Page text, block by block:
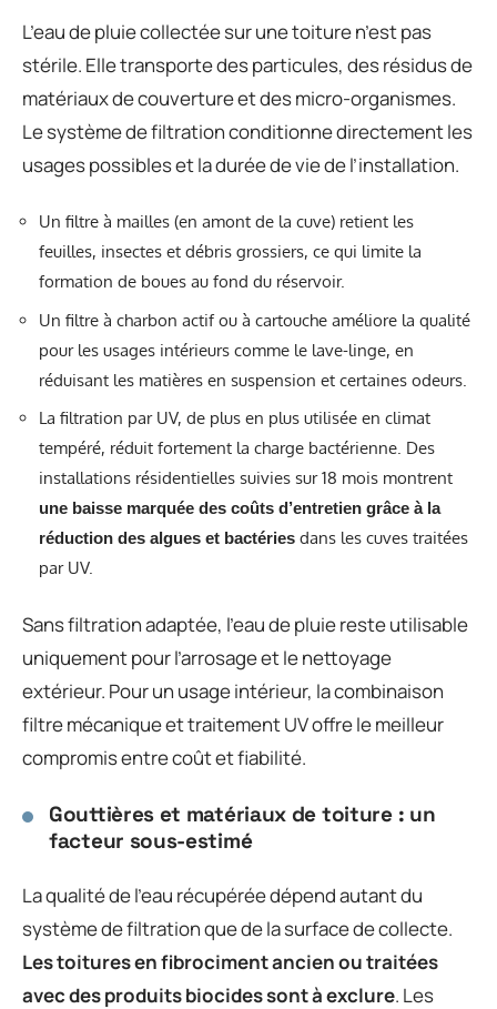
L’eau de pluie collectée sur une toiture n’est pas
stérile. Elle transporte des particules, des résidus de
matériaux de couverture et des micro-organismes.
Le système de filtration conditionne directement les
usages possibles et la durée de vie de l’installation.
Un filtre à mailles (en amont de la cuve) retient les
feuilles, insectes et débris grossiers, ce qui limite la
formation de boues au fond du réservoir.
Un filtre à charbon actif ou à cartouche améliore la qualité
pour les usages intérieurs comme le lave-linge, en
réduisant les matières en suspension et certaines odeurs.
La filtration par UV, de plus en plus utilisée en climat
tempéré, réduit fortement la charge bactérienne. Des
installations résidentielles suivies sur 18 mois montrent
une baisse marquée des coûts d’entretien grâce à la
réduction des algues et bactéries dans les cuves traitées
par UV.
Sans filtration adaptée, l’eau de pluie reste utilisable
uniquement pour l’arrosage et le nettoyage
extérieur. Pour un usage intérieur, la combinaison
filtre mécanique et traitement UV offre le meilleur
compromis entre coût et fiabilité.
Gouttières et matériaux de toiture : un
facteur sous-estimé
La qualité de l’eau récupérée dépend autant du
système de filtration que de la surface de collecte.
Les toitures en fibrociment ancien ou traitées
avec des produits biocides sont à exclure. Les